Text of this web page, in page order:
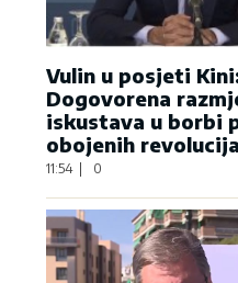
Vulin u posjeti
Dogovorena
iskustava u borbi
obojenih revolucija
11:54 0